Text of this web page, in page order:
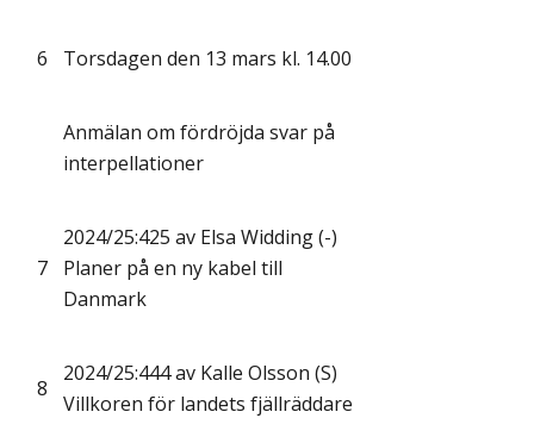
6 Torsdagen den 13 mars kl. 14.00
Anmälan om fördröjda svar på
interpellationer
7
2024/25:425 av Elsa Widding (-)
Planer på en ny kabel till
Danmark
8
2024/25:444 av Kalle Olsson (S)
Villkoren för landets fjällräddare